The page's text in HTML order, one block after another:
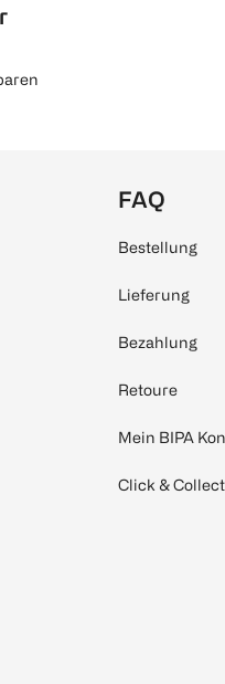
FAQ
Bestellung
Lieferung
Bezahlung
Retoure
Mein BIPA
Click & Collect